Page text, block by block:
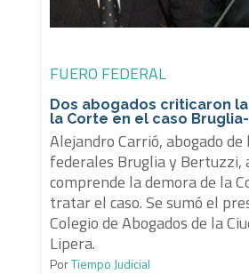
FUERO FEDERAL
Dos abogados criticaron
la Corte en el caso
Alejandro Carrió, abogado de
federales Bruglia y Bertuzzi,
comprende la demora de la
tratar el caso. Se sumó el
Colegio de Abogados de la
Lipera.
PorTiempo Judicial